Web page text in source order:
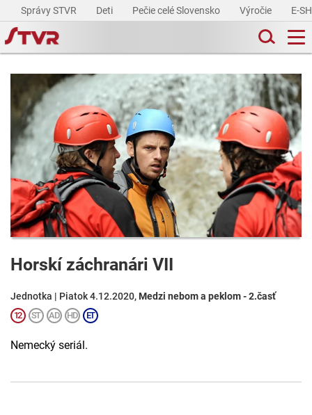
Správy STVR Deti Pečie celé Slovensko Výročie E-
Horskí záchranári VII
Jednotka | Piatok 4.12.2020, Medzi nebom a peklom - 2.časť
Nemecký seriál.